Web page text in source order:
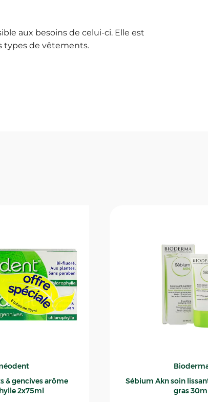
aux besoins de celui-ci. Elle est
types de vêtements.
& gencives arôme
2x75ml
Sébium Akn soin lissant
gras